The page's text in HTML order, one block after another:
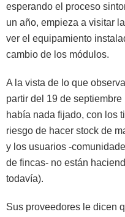
esperando el proceso
un año, empieza a visitar
ver el equipamiento
cambio de los módulos.
A la vista de lo que
partir del 19 de
había nada fijado, con los
riesgo de hacer stock de
y los usuarios -
de fincas- no están
todavía).
Sus proveedores le dicen